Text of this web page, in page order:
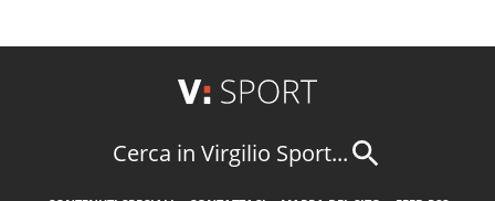
Cerca in Virgilio Sport...